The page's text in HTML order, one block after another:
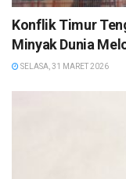
Konflik Timur
Minyak Dunia
SELASA, 31 MARET 2026